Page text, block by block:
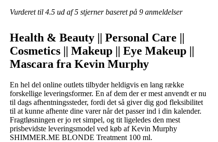
Vurderet til 4.5 ud af 5 stjerner baseret på 9 anmeldelser
Health & Beauty || Personal Care ||
Cosmetics || Makeup || Eye Makeup ||
Mascara fra Kevin Murphy
En hel del online outlets tilbyder heldigvis en lang række
forskellige leveringsformer. En af dem der er mest anvendt er nu
til dags afhentningssteder, fordi det så giver dig god fleksibilitet
til at kunne afhente dine varer når det passer ind i din kalender.
Fragtløsningen er jo ret simpel, og tit ligeledes den mest
prisbevidste leveringsmodel ved køb af Kevin Murphy
SHIMMER.ME BLONDE Treatment 100 ml.